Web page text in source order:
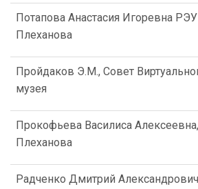
Потапова Анастасия Игоревна
Плеханова
Пройдаков Э.М., Совет
музея
Прокофьева Василиса
Плеханова
Радченко Дмитрий